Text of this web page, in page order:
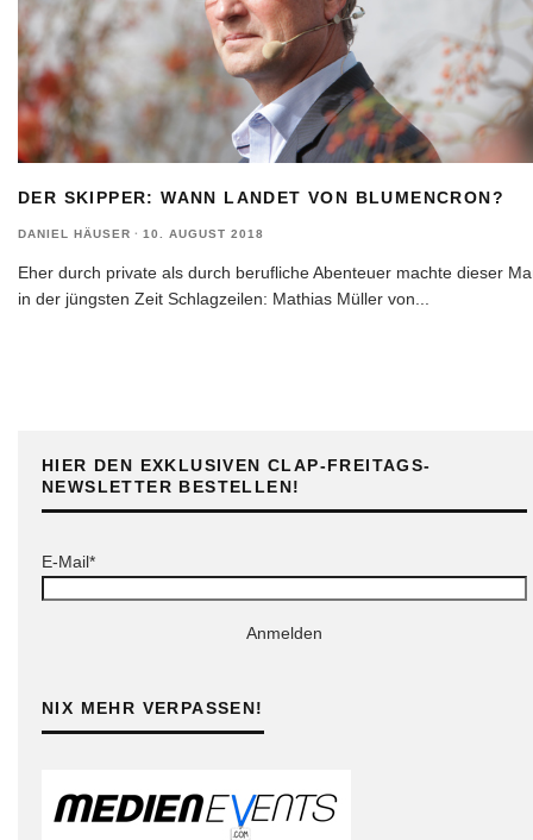
DER SKIPPER: WANN LANDET VON BLUMENCRON?
DANIEL HÄUSER · 10. AUGUST 2018
Eher durch private als durch berufliche Abenteuer machte dieser
in der jüngsten Zeit Schlagzeilen: Mathias Müller von
HIER DEN EXKLUSIVEN CLAP-FREITAGS-
NEWSLETTER BESTELLEN!
E-Mail*
Anmelden
NIX MEHR VERPASSEN!